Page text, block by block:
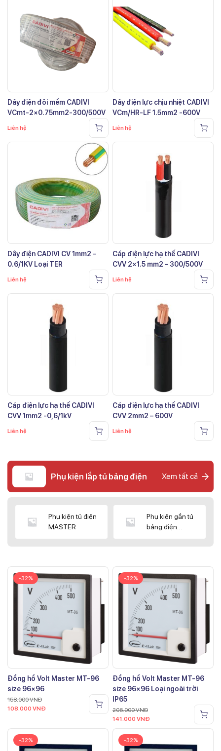
Dây điện đôi mềm CADIVI
VCmt-2×0.75mm2-300/500V
Liên hệ
Dây điện lực chịu nhiệt CADIVI
VCm/HR-LF 1.5mm2 -600V
Liên hệ
Dây điện CADIVI CV 1mm2 –
0.6/1KV Loại TER
Liên hệ
Cáp điện lực hạ thế CADIVI
CVV 2×1.5 mm2 – 300/500V
Liên hệ
Cáp điện lực hạ thế CADIVI
CVV 1mm2 -0,6/1kV
Liên hệ
Cáp điện lực hạ thế CADIVI
CVV 2mm2 – 600V
Liên hệ
Phụ kiện lắp tủ bảng điện Xem tất cả
Phụ kiện tủ điện
MASTER
Phụ kiện gắn tủ
bảng điện
-32%
Đồng hồ Volt Master MT-96
size 96×96
158.000VNĐ
108.000 VNĐ
-32%
Đồng hồ Volt Master MT-96
size 96×96 Loại ngoài trời
IP65
206.000VNĐ
141.000 VNĐ
-32% -32%